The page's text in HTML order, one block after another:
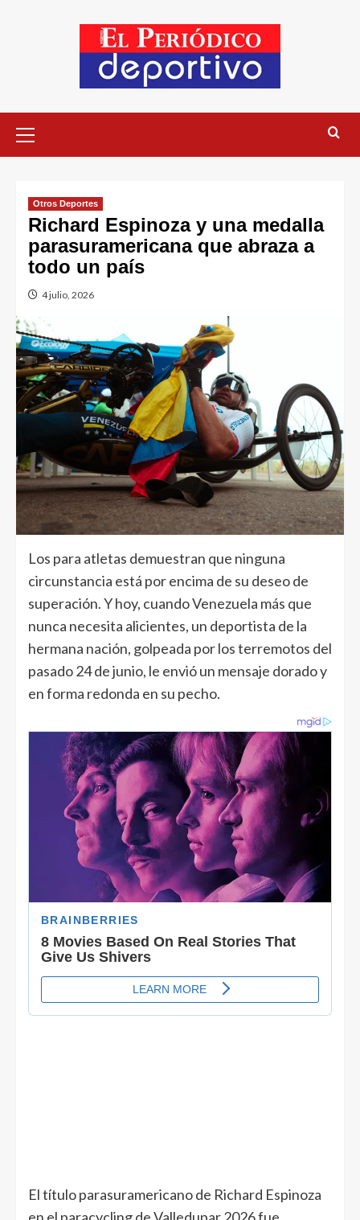
Otros Deportes
Richard Espinoza y una medalla
parasuramericana que abraza a
todo un país
4 julio, 2026
Los para atletas demuestran que ninguna
circunstancia está por encima de su deseo de
superación. Y hoy, cuando Venezuela más que
nunca necesita alicientes, un deportista de la
hermana nación, golpeada por los terremotos del
pasado 24 de junio, le envió un mensaje dorado y
en forma redonda en su pecho.
El título parasuramericano de Richard Espinoza